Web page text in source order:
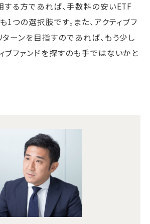
する方であれば、手数料の安いETF
1つの選択肢です。また、アクティブフ
ターンを目指すのであれば、もう少し
ブファンドを探すのも手ではないかと